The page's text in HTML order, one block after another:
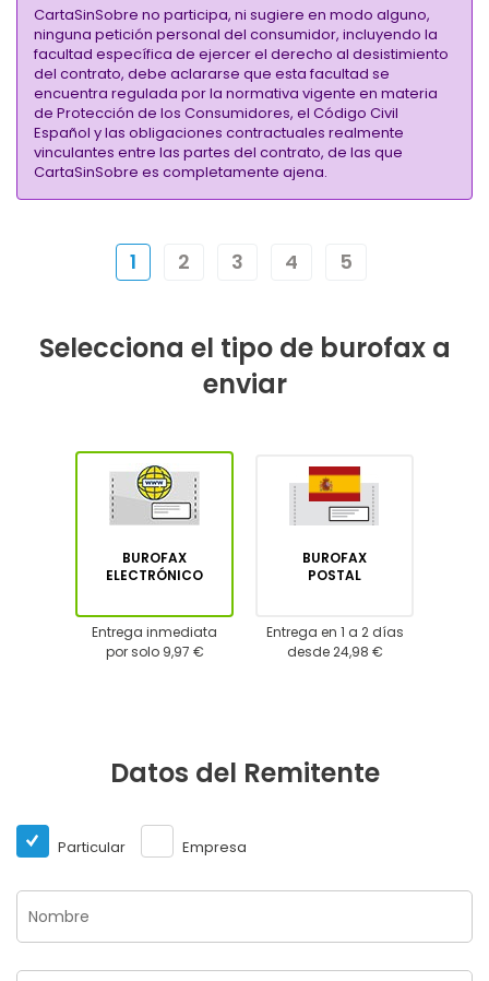
CartaSinSobre no participa, ni sugiere en modo alguno,
ninguna petición personal del consumidor, incluyendo la
facultad específica de ejercer el derecho al desistimiento
del contrato, debe aclararse que esta facultad se
encuentra regulada por la normativa vigente en materia
de Protección de los Consumidores, el Código Civil
Español y las obligaciones contractuales realmente
vinculantes entre las partes del contrato, de las que
CartaSinSobre es completamente ajena.
1 2 3 4 5
Selecciona el tipo de burofax a
enviar
BUROFAX
ELECTRÓNICO
Entrega inmediata
por solo 9,97 €
BUROFAX
POSTAL
Entrega en 1 a 2 días
desde 24,98 €
Datos del Remitente
Particular Empresa